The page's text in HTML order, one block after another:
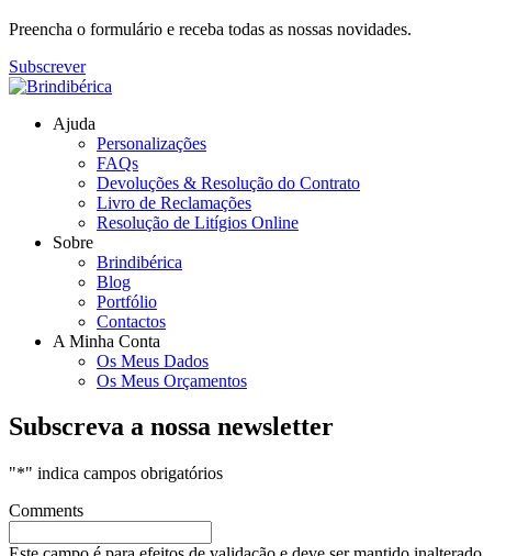
Preencha o formulário e receba todas as nossas novidades.
Subscrever
Ajuda
Personalizações
FAQs
Devoluções & Resolução do Contrato
Livro de Reclamações
Resolução de Litígios Online
Sobre
Brindibérica
Blog
Portfólio
Contactos
A Minha Conta
Os Meus Dados
Os Meus Orçamentos
Subscreva a nossa newsletter
"*" indica campos obrigatórios
Comments